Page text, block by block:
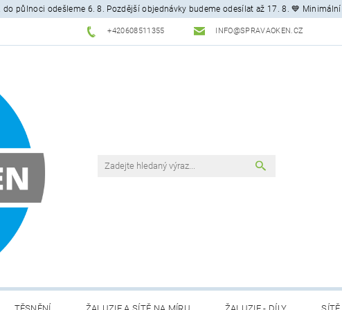
do půlnoci odešleme 6. 8. Pozdější objednávky budeme odesílat až 17. 8. 💙
+420608511355 INFO@SPRAVAOKEN.CZ